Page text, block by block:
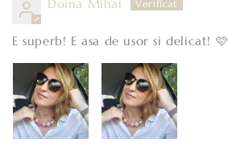
Doina Mihai
E superb! E asa de usor si delicat! 🩷